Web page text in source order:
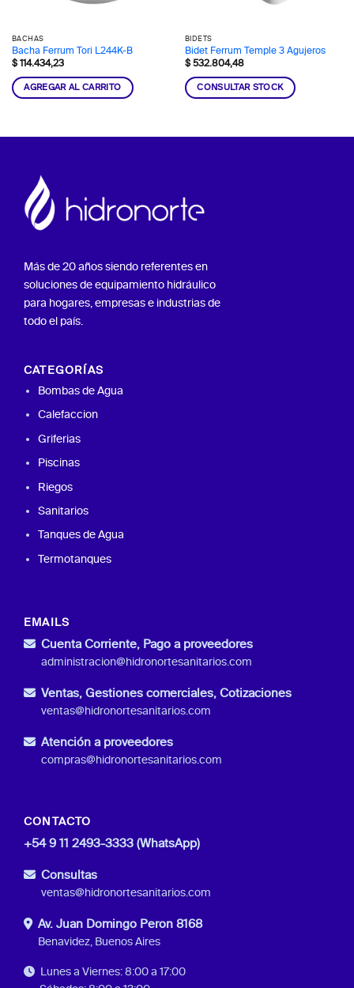
BACHAS
Bacha Ferrum Tori L244K-B
$114.434,23
AGREGAR AL CARRITO
BIDETS
Bidet Ferrum Temple 3 Agujeros
$532.804,48
CONSULTAR STOCK
Más de 20 años siendo referentes en
soluciones de equipamiento hidráulico
para hogares, empresas e industrias de
todo el país.
CATEGORÍAS
Bombas de Agua
Calefaccion
Griferias
Piscinas
Riegos
Sanitarios
Tanques de Agua
Termotanques
EMAILS
Cuenta Corriente, Pago a proveedores
administracion@hidronortesanitarios.com
Ventas, Gestiones comerciales, Cotizaciones
ventas@hidronortesanitarios.com
Atención a proveedores
compras@hidronortesanitarios.com
CONTACTO
+54 9 11 2493-3333 (WhatsApp)
Consultas
ventas@hidronortesanitarios.com
Av. Juan Domingo Peron 8168
Benavidez, Buenos Aires
Lunes a Viernes: 8:00 a 17:00